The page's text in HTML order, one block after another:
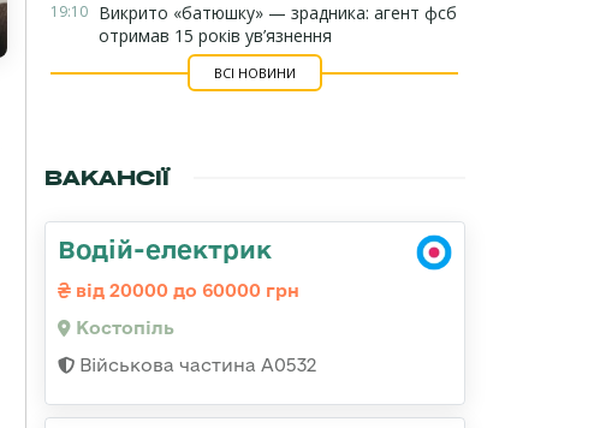
19:10 Викрито «батюшку» — зрадника: агент фсб
отримав 15 років ув’язнення
ВСІ НОВИНИ
ВАКАНСІЇ
Водій-електрик
від 20000 до 60000 грн
Костопіль
Військова частина А0532